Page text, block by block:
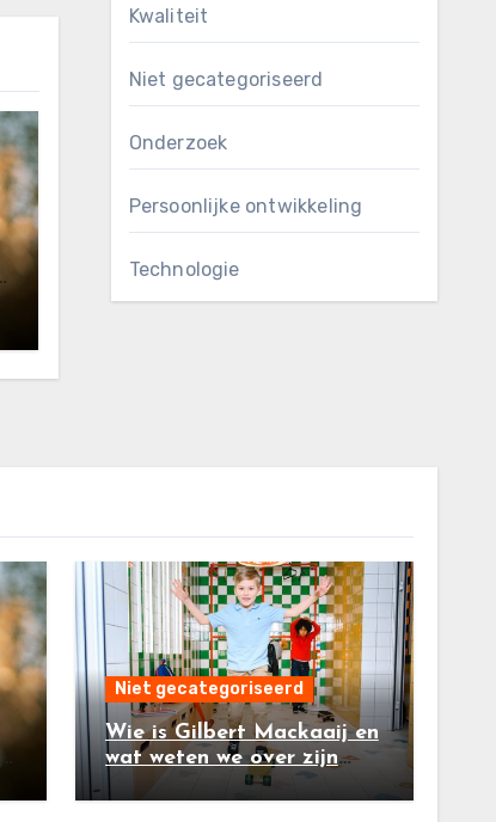
Kwaliteit
Niet gecategoriseerd
Onderzoek
Persoonlijke ontwikkeling
Technologie
Niet gecategoriseerd
Wie is Gilbert Mackaaij en
wat weten we over zijn
kinderen?